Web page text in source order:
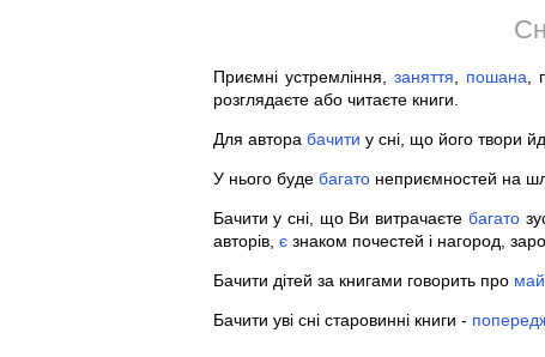
Приємні устремління, заняття пошана ,
розглядаєте або читаєте книги.
Для автора бачити у сні, що його твори
У нього буде багатонеприємностей на
Бачити у сні, що Ви витрачаєте багато
авторів, єзнаком почестей і нагород,
Бачити дітей за книгами говорить про
Бачити уві сні старовинні книги -